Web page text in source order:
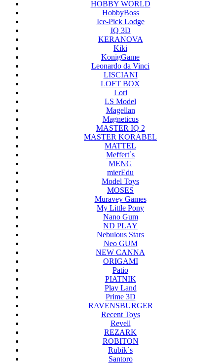
HOBBY WORLD
HobbyBoss
Ice-Pick Lodge
IQ 3D
KERANOVA
Kiki
KonigGame
Leonardo da Vinci
LISCIANI
LOFT BOX
Lori
LS Model
Magellan
Magneticus
MASTER IQ 2
MASTER KORABEL
MATTEL
Meffert`s
MENG
mierEdu
Model Toys
MOSES
Muravey Games
My Little Pony
Nano Gum
ND PLAY
Nebulous Stars
Neo GUM
NEW CANNA
ORIGAMI
Patio
PIATNIK
Play Land
Prime 3D
RAVENSBURGER
Recent Toys
Revell
REZARK
ROBITON
Rubik`s
Santoro